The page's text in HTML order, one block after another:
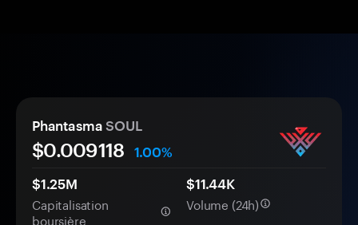
Phantasma SOUL
$0.009118
1.00%
$1.25M
Capitalisation
boursière
$11.44K
Volume (24h)